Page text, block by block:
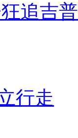
追吉
行走